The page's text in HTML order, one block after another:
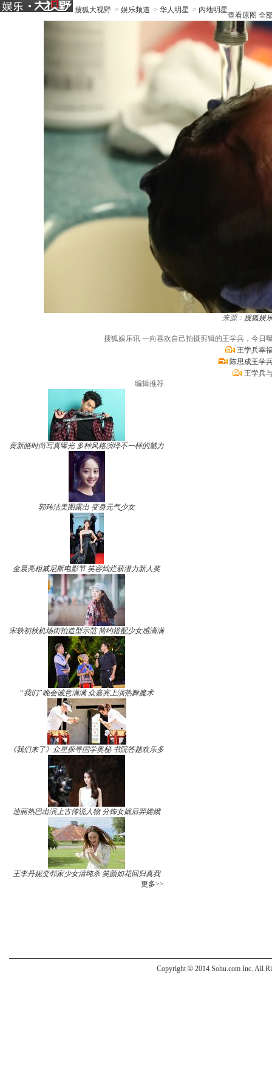
搜狐大视野 > 娱乐频道 > 华人明星 > 内地明星
查看原图 全
来源： 搜狐娱
搜狐娱乐讯 一向喜欢自己拍摄剪辑的王学兵，今日
王学兵幸
陈思成王学
王学兵
编辑推荐
黄新皓时尚写真曝光 多种风格演绎不一样的魅力
郭玮洁美图露出 变身元气少女
金晨亮相威尼斯电影节 笑容灿烂获潜力新人奖
宋轶初秋机场街拍造型示范 简约搭配少女感满满
“我们”晚会诚意满满 众嘉宾上演热舞魔术
《我们来了》众星探寻国学奥秘 书院答题欢乐多
迪丽热巴出演上古传说人物 分饰女娲后羿嫦娥
王李丹妮变邻家少女清纯杀 笑颜如花回归真我
更多>>
Copyright © 2014 Sohu.com Inc. All